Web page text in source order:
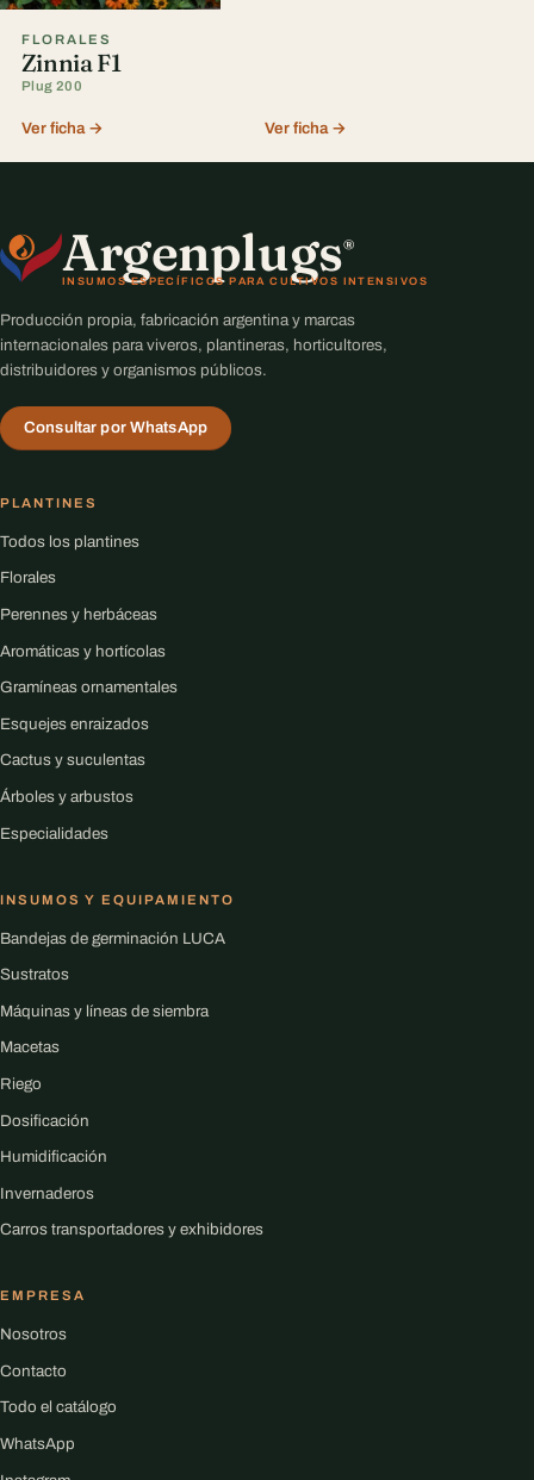
FLORALES
Zinnia F1
Plug 200
Ver ficha → Ver ficha →
Argenplugs®
INSUMOS ESPECÍFICOS PARA CULTIVOS INTENSIVOS
Producción propia, fabricación argentina y marcas
internacionales para viveros, plantineras, horticultores,
distribuidores y organismos públicos.
Consultar por WhatsApp
PLANTINES
Todos los plantines
Florales
Perennes y herbáceas
Aromáticas y hortícolas
Gramíneas ornamentales
Esquejes enraizados
Cactus y suculentas
Árboles y arbustos
Especialidades
INSUMOS Y EQUIPAMIENTO
Bandejas de germinación LUCA
Sustratos
Máquinas y líneas de siembra
Macetas
Riego
Dosificación
Humidificación
Invernaderos
Carros transportadores y exhibidores
EMPRESA
Nosotros
Contacto
Todo el catálogo
WhatsApp